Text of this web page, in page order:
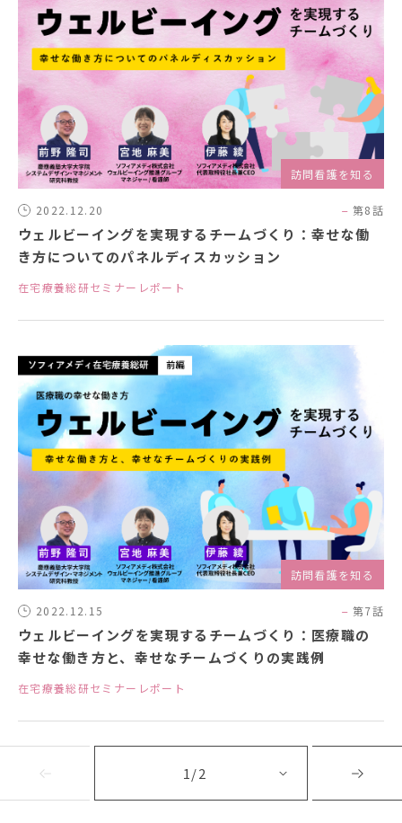
訪問看護を知る
2022.12.20 第8話
ウェルビーイングを実現するチームづくり：幸せな働
き方についてのパネルディスカッション
在宅療養総研セミナーレポート
訪問看護を知る
2022.12.15 第7話
ウェルビーイングを実現するチームづくり：医療職の
幸せな働き方と、幸せなチームづくりの実践例
在宅療養総研セミナーレポート
1/2